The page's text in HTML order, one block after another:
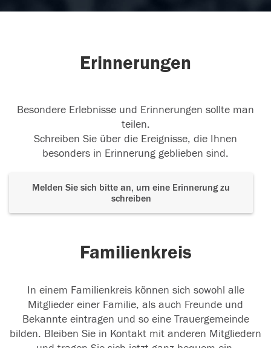
Erinnerungen
Besondere Erlebnisse und Erinnerungen sollte man
teilen.
Schreiben Sie über die Ereignisse, die Ihnen
besonders in Erinnerung geblieben sind.
Melden Sie sich bitte an, um eine Erinnerung zu
schreiben
Familienkreis
In einem Familienkreis können sich sowohl alle
Mitglieder einer Familie, als auch Freunde und
Bekannte eintragen und so eine Trauergemeinde
bilden. Bleiben Sie in Kontakt mit anderen Mitgliedern